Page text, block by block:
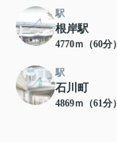
駅
根岸駅
4770ｍ（60分）
駅
石川町
4869ｍ（61分）